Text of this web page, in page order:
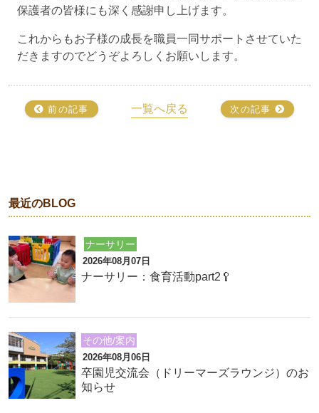
保護者の皆様にも深く感謝申し上げます。
これからもお子様の成長を職員一同サポートさせていた
だきますのでどうぞよろしくお願いします。
前の記事 一覧へ戻る 次の記事
最近のBLOG
ナーサリー
2026年08月07日
ナーサリー：食育活動part2🥄
その他/案内
2026年08月06日
卒園児交流会（ドリーマーズラウンジ）のお
知らせ